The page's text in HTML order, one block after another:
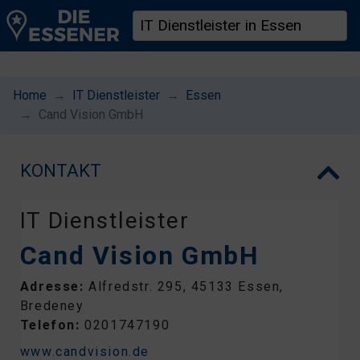
Home IT Dienstleister
Essen
Cand Vision GmbH
KONTAKT
IT Dienstleister
Cand Vision GmbH
Adresse:Alfredstr. 295, 45133 Essen,
Bredeney
Telefon: 0201747190
www.candvision.de